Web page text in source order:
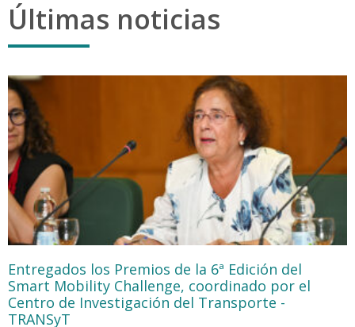
Últimas noticias
Entregados los Premios de la 6ª Edición del
Smart Mobility Challenge, coordinado por el
Centro de Investigación del Transporte -
TRANSyT